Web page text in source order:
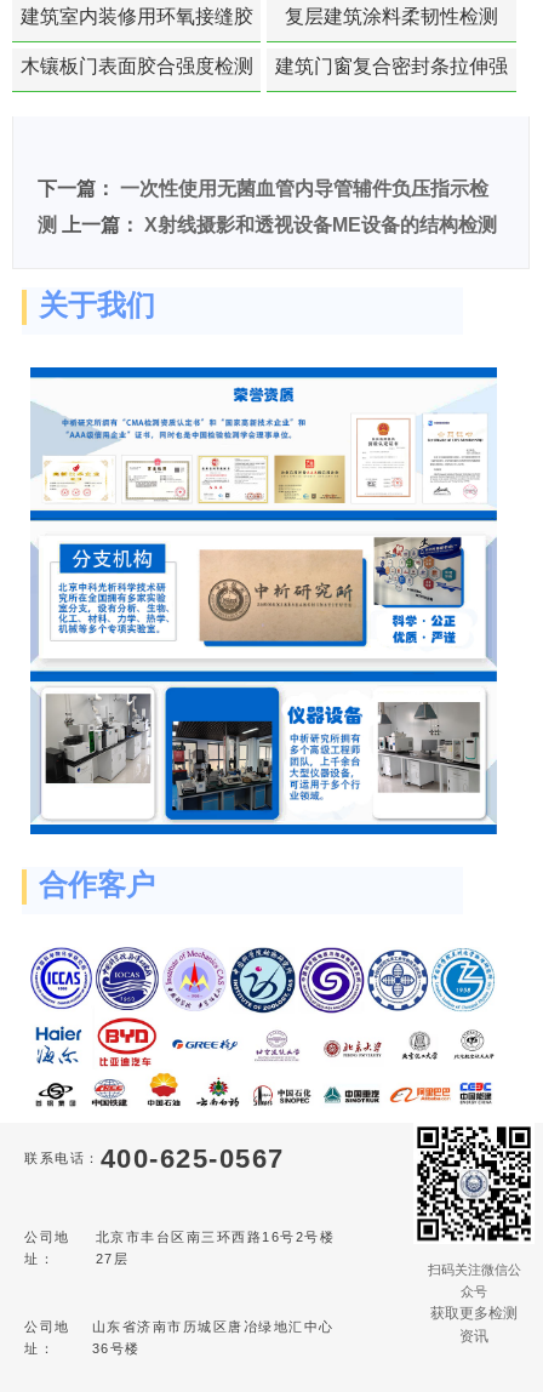
建筑室内装修用环氧接缝胶
苯含量检测
复层建筑涂料柔韧性检测
木镶板门表面胶合强度检测
建筑门窗复合密封条拉伸强
下一篇： 一次性使用无菌血管内导管辅件负压指示检
测
上一篇： X射线摄影和透视设备ME设备的结构检测
关于我们
合作客户
联系电话： 400-625-0567
公司地
址：
北京市丰台区南三环西路16号2号楼
27层
公司地
址：
山东省济南市历城区唐冶绿地汇中心
36号楼
扫码关注微信公
众号
获取更多检测
资讯